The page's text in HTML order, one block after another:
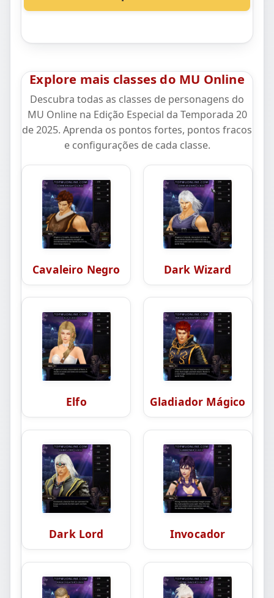
Explore mais classes do MU Online
Descubra todas as classes de personagens do
MU Online na Edição Especial da Temporada 20
de 2025. Aprenda os pontos fortes, pontos fracos
e configurações de cada classe.
Cavaleiro Negro Dark Wizard
Elfo Gladiador Mágico
Dark Lord Invocador